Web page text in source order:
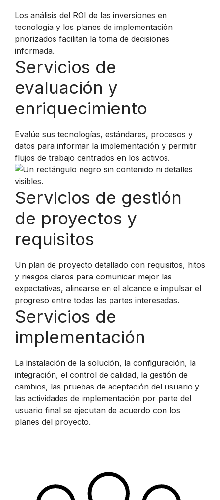
Los análisis del ROI de las inversiones en
tecnología y los planes de implementación
priorizados facilitan la toma de decisiones
informada.
Servicios de
evaluación y
enriquecimiento
Evalúe sus tecnologías, estándares, procesos y
datos para informar la implementación y permitir
flujos de trabajo centrados en los activos.
Servicios de gestión
de proyectos y
requisitos
Un plan de proyecto detallado con requisitos, hitos
y riesgos claros para comunicar mejor las
expectativas, alinearse en el alcance e impulsar el
progreso entre todas las partes interesadas.
Servicios de
implementación
La instalación de la solución, la configuración, la
integración, el control de calidad, la gestión de
cambios, las pruebas de aceptación del usuario y
las actividades de implementación por parte del
usuario final se ejecutan de acuerdo con los
planes del proyecto.